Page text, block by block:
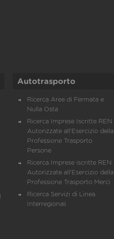
Autotrasporto
Ricerca Aree di Fermata e
Nulla Osta
Ricerca Imprese Iscritte REN
Autorizzate all'Esercizio della
Professione Trasporto
Persone
Ricerca Imprese iscritte REN
Autorizzate all'Esercizio della
Professione Trasporto Merci
Ricerca Servizi di Linea
Interregionali